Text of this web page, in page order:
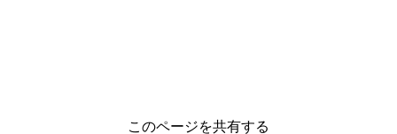
このページを共有する